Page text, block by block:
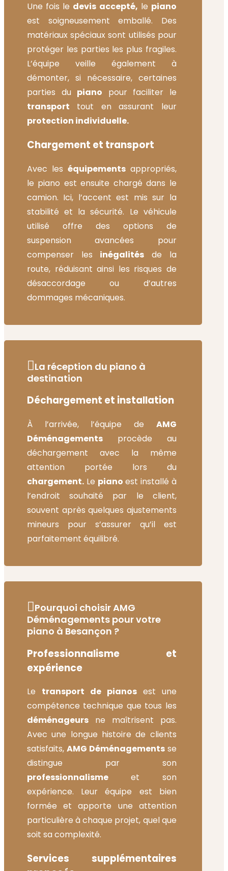
Une fois le devis accepté, le piano
est soigneusement emballé. Des
matériaux spéciaux sont utilisés pour
protéger les parties les plus fragiles.
L’équipe veille également à
démonter, si nécessaire, certaines
parties du piano pour faciliter le
transport tout en assurant leur
protection individuelle.
Chargement et transport
Avec les équipementsappropriés,
le piano est ensuite chargé dans le
camion. Ici, l’accent est mis sur la
stabilité et la sécurité. Le véhicule
utilisé offre des options de
suspension avancées pour
compenser les inégalités de la
route, réduisant ainsi les risques de
désaccordage ou d’autres
dommages mécaniques.
La réception du piano à
destination
Déchargement et installation
À l’arrivée, l’équipe de AMG
Déménagements procède au
déchargement avec la même
attention portée lors du
chargement. Le piano est installé à
l’endroit souhaité par le client,
souvent après quelques ajustements
mineurs pour s’assurer qu’il est
parfaitement équilibré.
Pourquoi choisir AMG
Déménagements pour votre
piano à Besançon ?
Professionnalisme et
expérience
Le transport de pianosest une
compétence technique que tous les
déménageurs ne maîtrisent pas.
Avec une longue histoire de clients
satisfaits, AMG Déménagementsse
distingue par son
professionnalisme et son
expérience. Leur équipe est bien
formée et apporte une attention
particulière à chaque projet, quel que
soit sa complexité.
Services supplémentaires